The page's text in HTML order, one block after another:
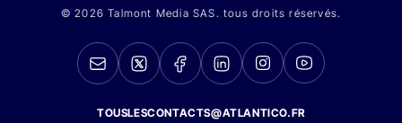
© 2026 Talmont Media SAS. tous droits réservés.
TOUSLESCONTACTS@ATLANTICO.FR